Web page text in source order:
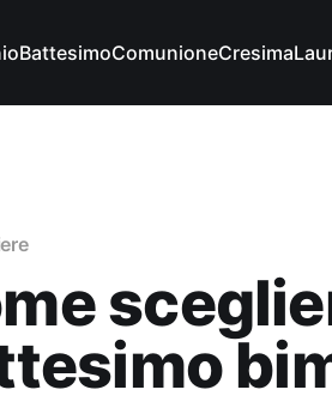
BattesimoComunioneCresima